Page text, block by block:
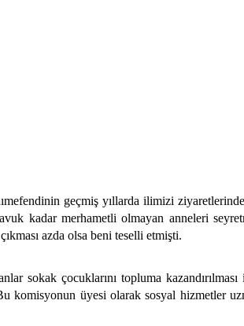
geçmiş yıllarda ilimizi
kadar merhametli olmayan anneleri
azda olsa beni teselli etmişti.
sokak çocuklarını topluma
komisyonun üyesi olarak sosyal hizmetler